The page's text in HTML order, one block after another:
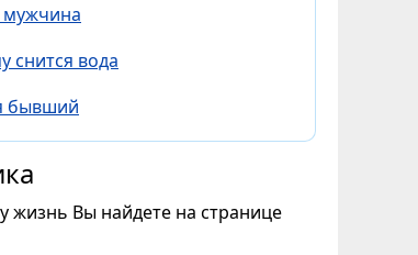
мужчина
снится вода
бывший
жизнь Вы найдете на странице